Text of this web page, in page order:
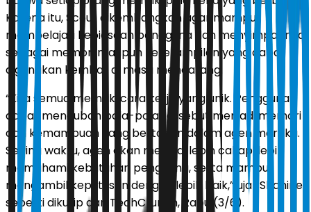
Karena itu, Scout dikembangkan agar mampu
mempelajari kebiasaan pengguna dan menyimpannya
sebagai memori maupun keterampilan yang dapat
digunakan kembali di masa mendatang.
“Kita semua memiliki cara kerja yang unik. Pengguna
dapat mengubah pola-pola tersebut menjadi memori
dan kemampuan yang bertahan dalam agen mereka.
Seiring waktu, agen akan menjadi lebih cakap, lebih
memahami kebutuhan pengguna, serta mampu
mengambil keputusan dengan lebih baik,” ujar Shahine
seperti dikutip dari TechCrunch, Rabu (3/6).